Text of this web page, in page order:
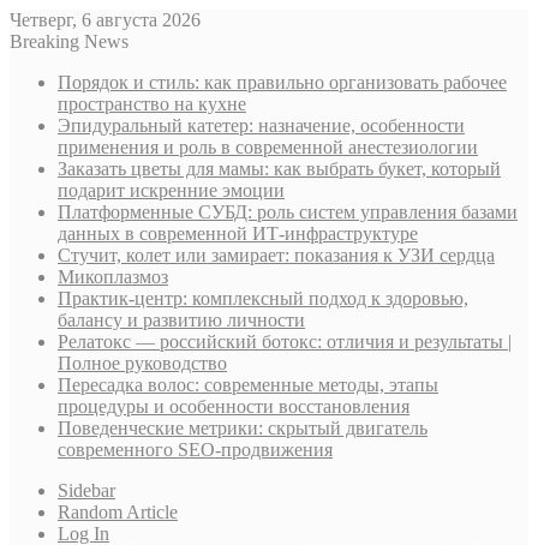
Четверг, 6 августа 2026
Breaking News
Порядок и стиль: как правильно организовать рабочее
пространство на кухне
Эпидуральный катетер: назначение, особенности
применения и роль в современной анестезиологии
Заказать цветы для мамы: как выбрать букет, который
подарит искренние эмоции
Платформенные СУБД: роль систем управления базами
данных в современной ИТ-инфраструктуре
Стучит, колет или замирает: показания к УЗИ сердца
Микоплазмоз
Практик-центр: комплексный подход к здоровью,
балансу и развитию личности
Релатокс — российский ботокс: отличия и результаты |
Полное руководство
Пересадка волос: современные методы, этапы
процедуры и особенности восстановления
Поведенческие метрики: скрытый двигатель
современного SEO-продвижения
Sidebar
Random Article
Log In